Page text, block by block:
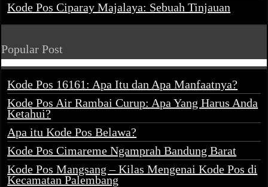
Kode Pos Ciparay Majalaya: Sebuah Tinjauan
Popular Post
Kode Pos 16161: Apa Itu dan Apa Manfaatnya?
Kode Pos Air Rambai Curup: Apa Yang Harus Anda
Ketahui?
Apa itu Kode Pos Belawa?
Kode Pos Cimareme Ngamprah Bandung Barat
Kode Pos Mangsang – Kilas Mengenai Kode Pos di
Kecamatan Palembang